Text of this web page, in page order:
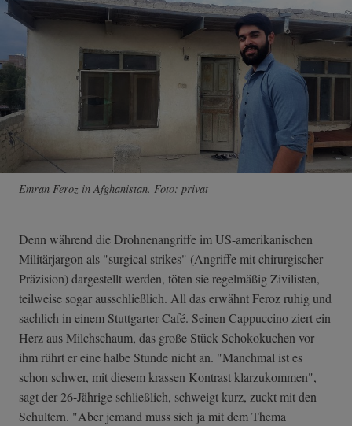
Emran Feroz in Afghanistan. Foto: privat
Denn während die Drohnenangriffe im US-amerikanischen
Militärjargon als "surgical strikes" (Angriffe mit chirurgischer
Präzision) dargestellt werden, töten sie regelmäßig Zivilisten,
teilweise sogar ausschließlich. All das erwähnt Feroz ruhig und
sachlich in einem Stuttgarter Café. Seinen Cappuccino ziert ein
Herz aus Milchschaum, das große Stück Schokokuchen vor
ihm rührt er eine halbe Stunde nicht an. "Manchmal ist es
schon schwer, mit diesem krassen Kontrast klarzukommen",
sagt der 26-Jährige schließlich, schweigt kurz, zuckt mit den
Schultern. "Aber jemand muss sich ja mit dem Thema